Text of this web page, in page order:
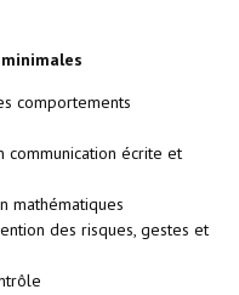
comportements
écrite et
mathématiques
des risques, gestes et